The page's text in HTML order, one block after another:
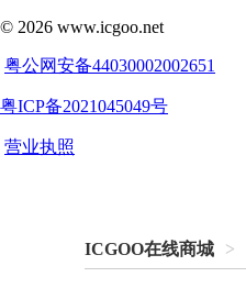
ICGOO在线商城 >